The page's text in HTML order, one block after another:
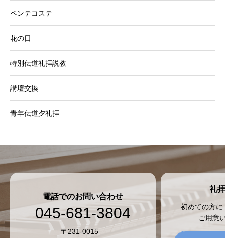
ペンテコステ
花の日
特別伝道礼拝説教
講壇交換
青年伝道夕礼拝
電話でのお問い合わせ
045-681-3804
〒231-0015
礼
初めての方
ご用意